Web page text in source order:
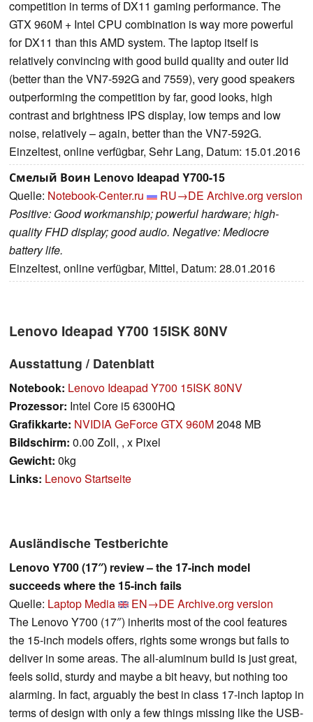
competition in terms of DX11 gaming performance. The
GTX 960M + Intel CPU combination is way more powerful
for DX11 than this AMD system. The laptop itself is
relatively convincing with good build quality and outer lid
(better than the VN7-592G and 7559), very good speakers
outperforming the competition by far, good looks, high
contrast and brightness IPS display, low temps and low
noise, relatively – again, better than the VN7-592G.
Einzeltest, online verfügbar, Sehr Lang, Datum: 15.01.2016
Смелый Воин Lenovo Ideapad Y700-15
Quelle: Notebook-Center.ru RU→DE Archive.org version
Positive: Good workmanship; powerful hardware; high-
quality FHD display; good audio. Negative: Mediocre
battery life.
Einzeltest, online verfügbar, Mittel, Datum: 28.01.2016
Lenovo Ideapad Y700 15ISK 80NV
Ausstattung / Datenblatt
Notebook: Lenovo Ideapad Y700 15ISK 80NV
Prozessor: Intel Core i5 6300HQ
Grafikkarte: NVIDIA GeForce GTX 960M2048 MB
Bildschirm: 0.00 Zoll, , x Pixel
Gewicht: 0kg
Links: Lenovo Startseite
Ausländische Testberichte
Lenovo Y700 (17″) review – the 17-inch model
succeeds where the 15-inch fails
Quelle: Laptop Media EN→DE Archive.org version
The Lenovo Y700 (17″) inherits most of the cool features
the 15-inch models offers, rights some wrongs but fails to
deliver in some areas. The all-aluminum build is just great,
feels solid, sturdy and maybe a bit heavy, but nothing too
alarming. In fact, arguably the best in class 17-inch laptop in
terms of design with only a few things missing like the USB-